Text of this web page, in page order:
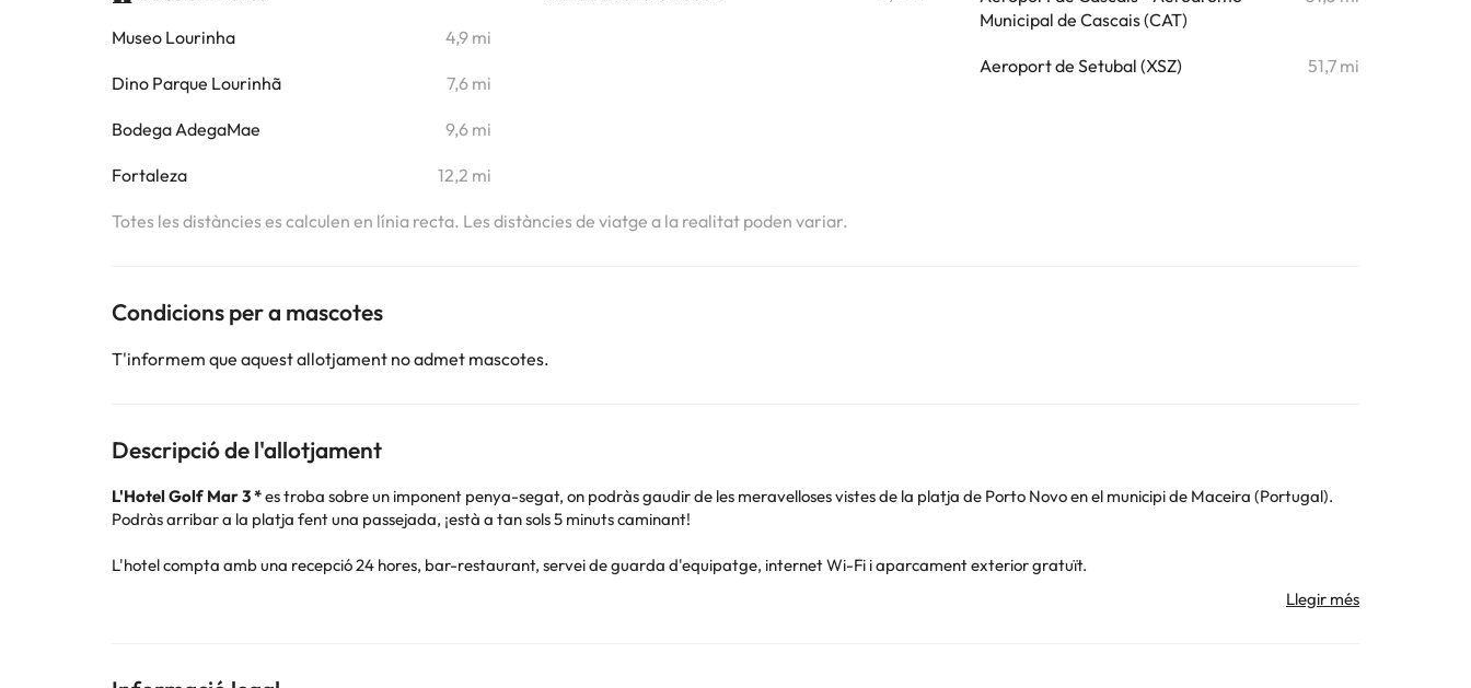
Museo Lourinha 4,9 mi
Dino Parque Lourinhã 7,6 mi
Bodega AdegaMae 9,6 mi
Fortaleza 12,2 mi
Municipal de Cascais (CAT)
Aeroport de Setubal (XSZ) 51,7 mi
Totes les distàncies es calculen en línia recta. Les distàncies de viatge a la realitat poden variar.
Condicions per a mascotes
T'informem que aquest allotjament no admet mascotes.
Descripció de l'allotjament
L'Hotel Golf Mar 3 *es troba sobre un imponent penya-segat, on podràs gaudir de les meravelloses vistes de la platja de Porto Novo en el municipi de Maceira (Portugal).
Podràs arribar a la platja fent una passejada, ¡està a tan sols 5 minuts caminant!
L'hotel compta amb una recepció 24 hores, bar-restaurant, servei de guarda d'equipatge, internet Wi-Fi i aparcament exterior gratuït.
Durant tot l'any podràs gaudir i relaxar-te a la piscina climatitzada interior i durant la temporada d'estiu també podreu gaudir tota la família, ja que disposa d'una piscina a